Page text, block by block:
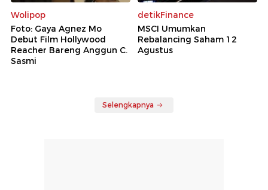
Wolipop
Foto: Gaya Agnez Mo
Debut Film Hollywood
Reacher Bareng Anggun C.
Sasmi
detikFinance
MSCI Umumkan
Rebalancing Saham 12
Agustus
Selengkapnya